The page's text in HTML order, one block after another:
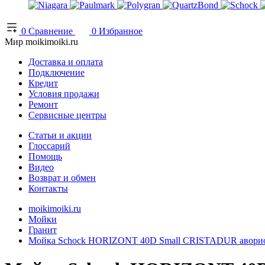
0 Сравнение 0 Избранное
Мир moikimoiki.ru
Доставка и оплата
Подключение
Кредит
Условия продажи
Ремонт
Сервисные центры
Статьи и акции
Глоссарий
Помощь
Видео
Возврат и обмен
Контакты
moikimoiki.ru
Мойки
Гранит
Мойка Schock HORIZONT 40D Small CRISTADUR